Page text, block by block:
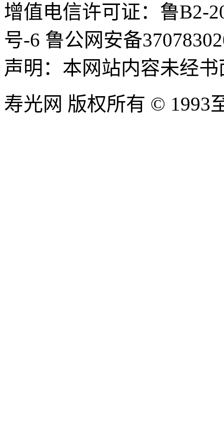
增值电信许可证：鲁B2-
号-6 鲁公网安备
声明：本网站内容未经
寿光网 版权所有 © 1993